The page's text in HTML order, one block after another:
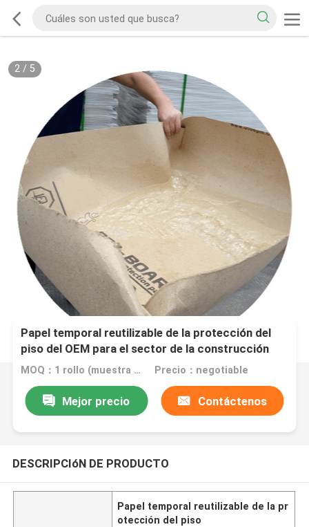
2/ 5
Papel temporal reutilizable de la protección del
piso del OEM para el sector de la construcción
MOQ：1 rollo (muestra gratis de tamaño A4) Precio：negotiable
Mejor precio Contáctenos
DESCRIPCIóN DE PRODUCTO
Papel temporal reutilizable de la pr
otección del piso